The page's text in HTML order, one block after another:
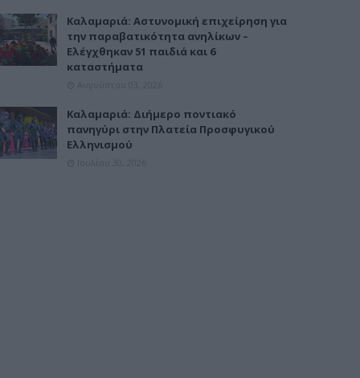
Καλαμαριά: Αστυνομική επιχείρηση για
την παραβατικότητα ανηλίκων –
Ελέγχθηκαν 51 παιδιά και 6
καταστήματα
Καλαμαριά: Διήμερο ποντιακό
πανηγύρι στην Πλατεία Προσφυγικού
Ελληνισμού